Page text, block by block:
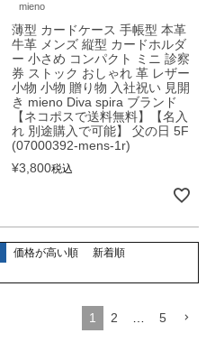
mieno
薄型 カードケース 手帳型 本革
牛革 メンズ 縦型 カードホルダ
ー 小さめ コンパクト ミニ 診察
券 ストック おしゃれ 革 レザー
小物 小物 贈り物 入社祝い 見開
き mieno Diva spira ブランド
【ネコポスで送料無料】【名入
れ 別途購入で可能】 父の日 5F
(07000392-mens-1r)
¥3,800税込
価格が高い順
新着順
1 2 5